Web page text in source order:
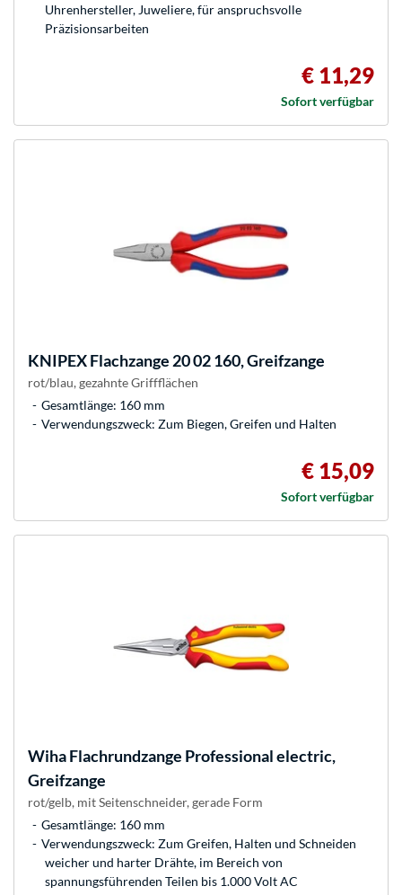
Uhrenhersteller, Juweliere, für anspruchsvolle
Präzisionsarbeiten
€ 11,29
Sofort verfügbar
KNIPEXFlachzange 20 02 160, Greifzange
rot/blau, gezahnte Griffflächen
Gesamtlänge: 160 mm
Verwendungszweck: Zum Biegen, Greifen und Halten
€ 15,09
Sofort verfügbar
WihaFlachrundzange Professional electric,
Greifzange
rot/gelb, mit Seitenschneider, gerade Form
Gesamtlänge: 160 mm
Verwendungszweck: Zum Greifen, Halten und Schneiden
weicher und harter Drähte, im Bereich von
spannungsführenden Teilen bis 1.000 Volt AC